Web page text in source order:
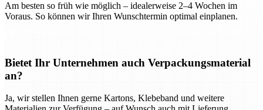
Am besten so früh wie möglich – idealerweise 2–4 Wochen im
Voraus. So können wir Ihren Wunschtermin optimal einplanen.
Bietet Ihr Unternehmen auch Verpackungsmaterial
an?
Ja, wir stellen Ihnen gerne Kartons, Klebeband und weitere